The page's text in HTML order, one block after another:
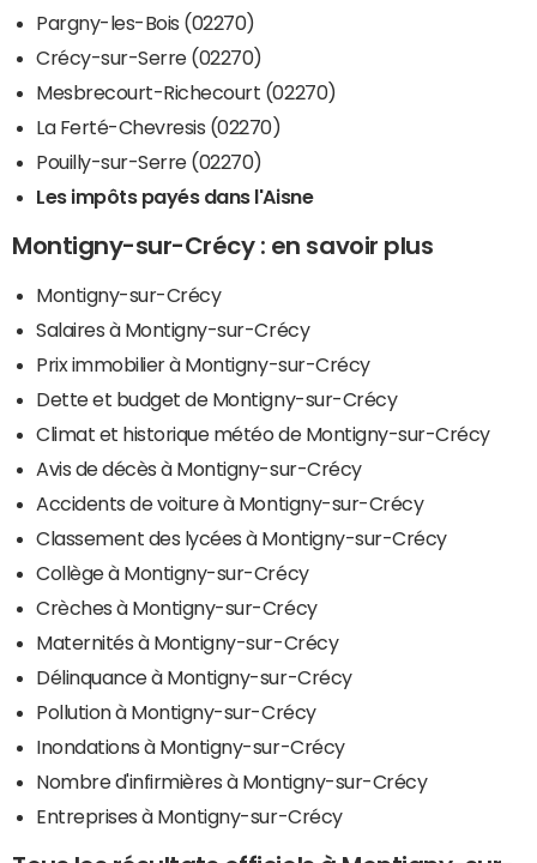
Pargny-les-Bois (02270)
Crécy-sur-Serre (02270)
Mesbrecourt-Richecourt (02270)
La Ferté-Chevresis (02270)
Pouilly-sur-Serre (02270)
Les impôts payés dans l'Aisne
Montigny-sur-Crécy : en savoir plus
Montigny-sur-Crécy
Salaires à Montigny-sur-Crécy
Prix immobilier à Montigny-sur-Crécy
Dette et budget de Montigny-sur-Crécy
Climat et historique météo de Montigny-sur-Crécy
Avis de décès à Montigny-sur-Crécy
Accidents de voiture à Montigny-sur-Crécy
Classement des lycées à Montigny-sur-Crécy
Collège à Montigny-sur-Crécy
Crèches à Montigny-sur-Crécy
Maternités à Montigny-sur-Crécy
Délinquance à Montigny-sur-Crécy
Pollution à Montigny-sur-Crécy
Inondations à Montigny-sur-Crécy
Nombre d'infirmières à Montigny-sur-Crécy
Entreprises à Montigny-sur-Crécy